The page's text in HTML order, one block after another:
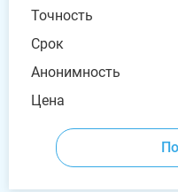
Точность
Срок
Анонимность
Цена